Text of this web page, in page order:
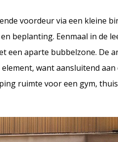
voordeur via een kleine
beplanting. Eenmaal in de
een aparte bubbelzone. De
want aansluitend
ruimte voor een gym,